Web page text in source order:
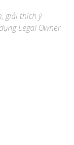
giải thích ý
Legal Owner